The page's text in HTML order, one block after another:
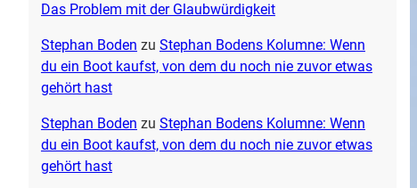
Das Problem mit der Glaubwürdigkeit
Stephan Boden zu Stephan Bodens Kolumne: Wenn
du ein Boot kaufst, von dem du noch nie zuvor etwas
gehört hast
Stephan Boden zu Stephan Bodens Kolumne: Wenn
du ein Boot kaufst, von dem du noch nie zuvor etwas
gehört hast